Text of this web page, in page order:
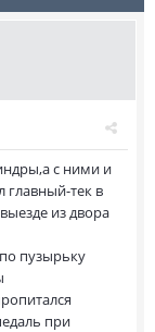
с ними и
главный-тек в
из двора
пузырьку
при